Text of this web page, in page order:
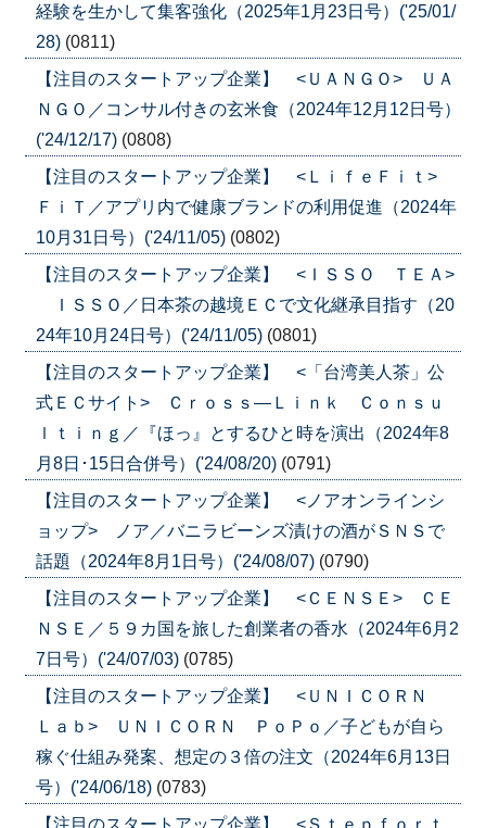
経験を生かして集客強化（2025年1月23日号）('25/01/
28) (0811)
【注目のスタートアップ企業】 <ＵＡＮＧＯ> ＵＡ
ＮＧＯ／コンサル付きの玄米食（2024年12月12日号）
('24/12/17) (0808)
【注目のスタートアップ企業】 <ＬｉｆｅＦｉｔ>
ＦｉＴ／アプリ内で健康ブランドの利用促進（2024年
10月31日号）('24/11/05) (0802)
【注目のスタートアップ企業】 <ＩＳＳＯ ＴＥＡ>
ＩＳＳＯ／日本茶の越境ＥＣで文化継承目指す（20
24年10月24日号）('24/11/05) (0801)
【注目のスタートアップ企業】 <「台湾美人茶」公
式ＥＣサイト> Ｃｒｏｓｓ―Ｌｉｎｋ Ｃｏｎｓｕ
ｌｔｉｎｇ／『ほっ』とするひと時を演出（2024年8
月8日･15日合併号）('24/08/20) (0791)
【注目のスタートアップ企業】 <ノアオンラインシ
ョップ> ノア／バニラビーンズ漬けの酒がＳＮＳで
話題（2024年8月1日号）('24/08/07) (0790)
【注目のスタートアップ企業】 <ＣＥＮＳＥ> ＣＥ
ＮＳＥ／５９カ国を旅した創業者の香水（2024年6月2
7日号）('24/07/03) (0785)
【注目のスタートアップ企業】 <ＵＮＩＣＯＲＮ
Ｌａｂ> ＵＮＩＣＯＲＮ ＰｏＰｏ／子どもが自ら
稼ぐ仕組み発案、想定の３倍の注文（2024年6月13日
号）('24/06/18) (0783)
【注目のスタートアップ企業】 <Ｓｔｅｐｆｏｒｔ